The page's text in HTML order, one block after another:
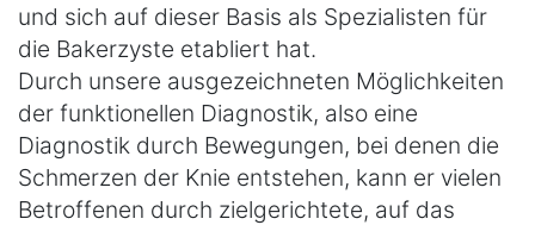
und sich auf dieser Basis als Spezialisten für
die Bakerzyste etabliert hat.
Durch unsere ausgezeichneten Möglichkeiten
der funktionellen Diagnostik, also eine
Diagnostik durch Bewegungen, bei denen die
Schmerzen der Knie entstehen, kann er vielen
Betroffenen durch zielgerichtete, auf das